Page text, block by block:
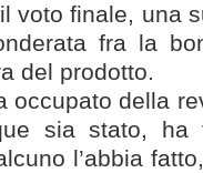
voto finale, una
fra la
del prodotto.
occupato della
sia stato,
l’abbia